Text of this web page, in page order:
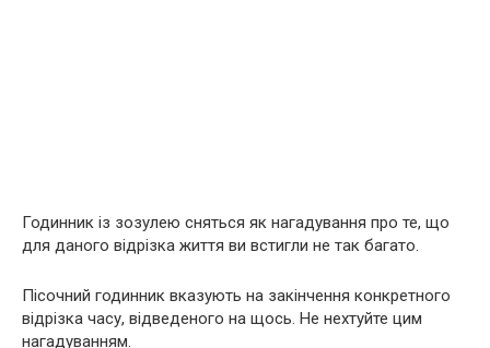
Годинник із зозулею сняться як нагадування про те, що
для даного відрізка життя ви встигли не так багато.
Пісочний годинник вказують на закінчення конкретного
відрізка часу, відведеного на щось. Не нехтуйте цим
нагадуванням.